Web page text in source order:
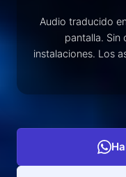
Audio traducido
pantalla. Sin
instalaciones. Los